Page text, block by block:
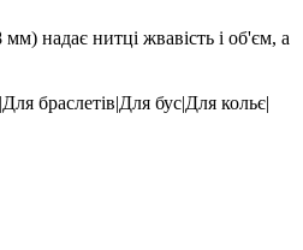
надає нитці жвавість і об'єм, а
браслетів|Для бус|Для кольє|